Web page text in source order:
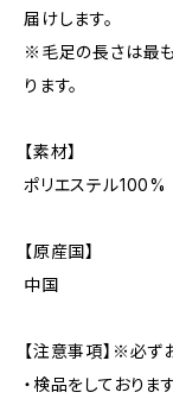
届けします。
※毛足の長さは最
ります。
【素材】
ポリエステル100%
【原産国】
中国
【注意事項】※必ず
・検品をしており